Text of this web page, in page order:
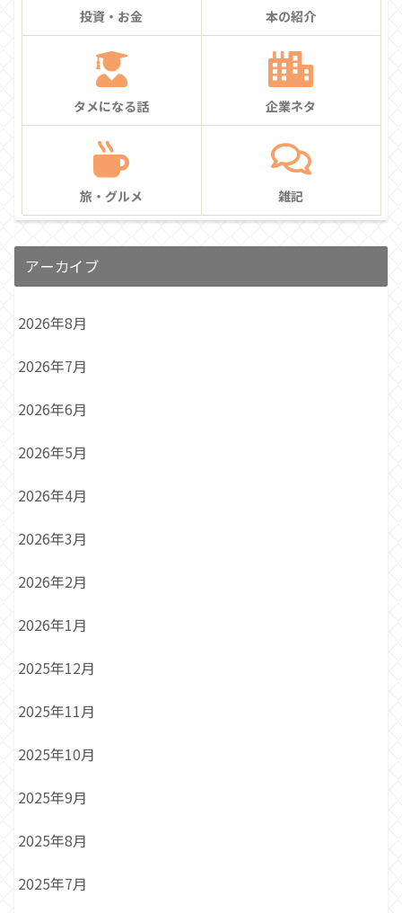
投資・お金 本の紹介
タメになる話 企業ネタ
旅・グルメ 雑記
アーカイブ
2026年8月
2026年7月
2026年6月
2026年5月
2026年4月
2026年3月
2026年2月
2026年1月
2025年12月
2025年11月
2025年10月
2025年9月
2025年8月
2025年7月